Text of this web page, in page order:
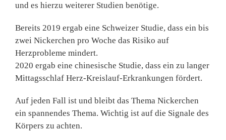
und es hierzu weiterer Studien benötige.
Bereits 2019 ergab eine Schweizer Studie, dass ein bis
zwei Nickerchen pro Woche das Risiko auf
Herzprobleme mindert.
2020 ergab eine chinesische Studie, dass ein zu langer
Mittagsschlaf Herz-Kreislauf-Erkrankungen fördert.
Auf jeden Fall ist und bleibt das Thema Nickerchen
ein spannendes Thema. Wichtig ist auf die Signale des
Körpers zu achten.